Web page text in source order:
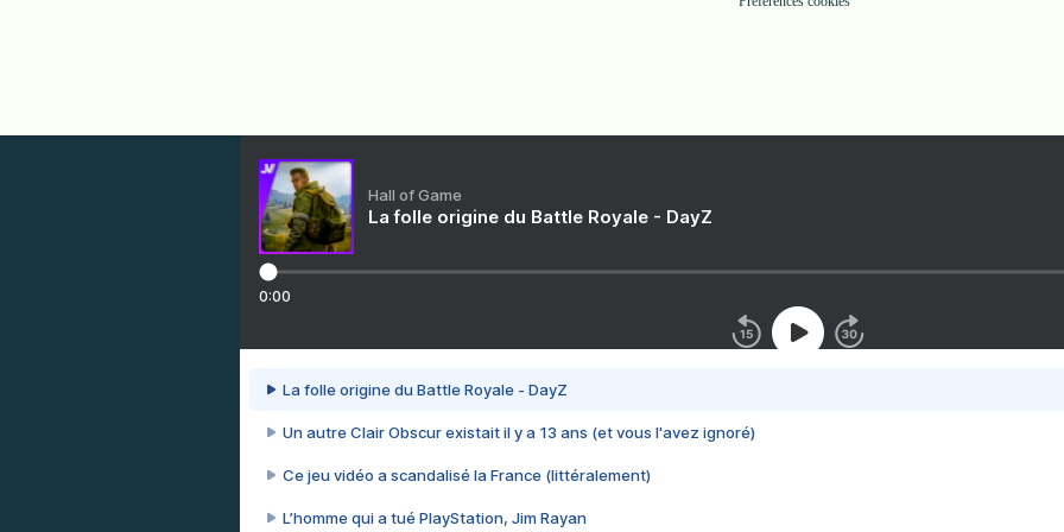
Hall of Game
La folle origine du Battle Royale - DayZ
0:00
La folle origine du Battle Royale - DayZ
Un autre Clair Obscur existait il y a 13 ans (et vous l'avez ignoré)
Ce jeu vidéo a scandalisé la France (littéralement)
L’homme qui a tué PlayStation, Jim Rayan